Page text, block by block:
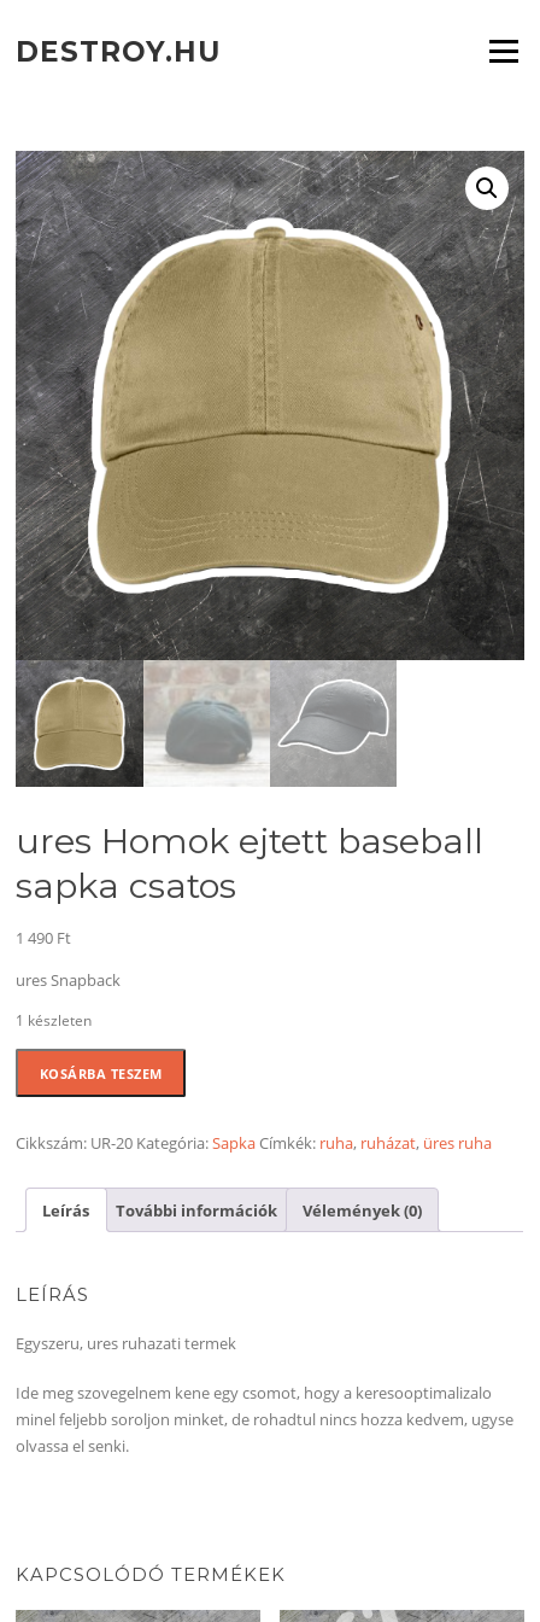
tartalomra
DESTROY.HU Menü
ures Homok ejtett baseball
sapka csatos
1 490 Ft
ures Snapback
1 készleten
baseball
csatos
mennyiség
KOSÁRBA TESZEM
Cikkszám: UR-20 Kategória:SapkaCímkék: ruha, ruházat, üres ruha
Leírás További információk Vélemények (0)
LEÍRÁS
Egyszeru, ures ruhazati termek
Ide meg szovegelnem kene egy csomot, hogy a keresooptimalizalo
minel feljebb soroljon minket, de rohadtul nincs hozza kedvem, ugyse
olvassa el senki.
KAPCSOLÓDÓ TERMÉKEK